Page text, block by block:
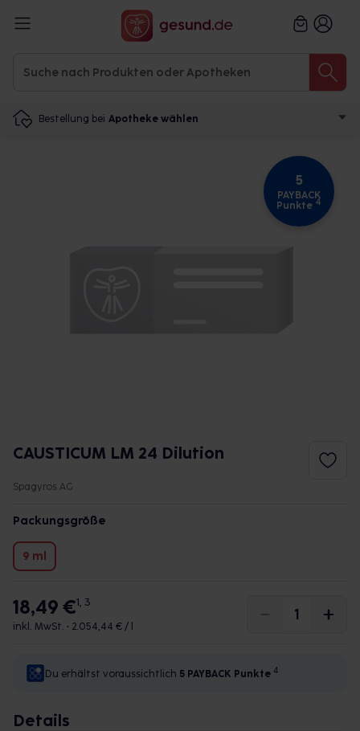
Bestellung bei Apotheke wählen
5
PAYBACK
Punkte 4
CAUSTICUM LM 24 Dilution
Spagyros AG
Packungsgröße
9 ml
18,49 €1, 3
inkl. MwSt. • 2.054,44 € / l
Du erhältst voraussichtlich 5 PAYBACK Punkte 4
Details